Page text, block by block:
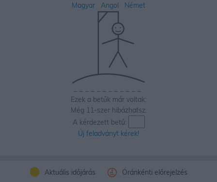
Aktuális időjárás Óránkénti előrejelzés
Magyar Angol Német
Ezek a betűk már voltak:
Még 11-szer hibázhatsz.
A kérdezett betű:
Új feladványt kérek!